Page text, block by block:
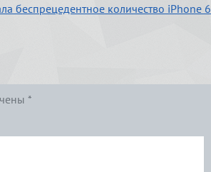
беспрецедентное количество iPhone 6
*